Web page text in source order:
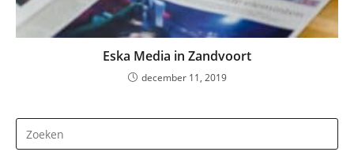
Eska Media in Zandvoort
december 11, 2019
op